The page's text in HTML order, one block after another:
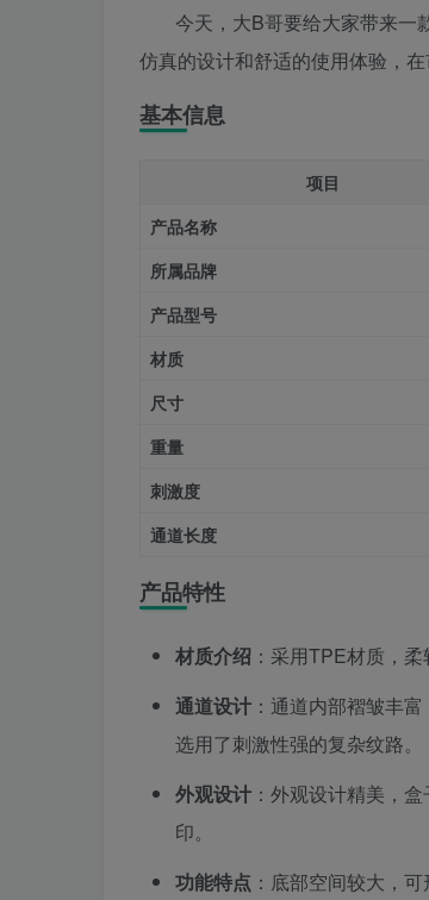
今天，大B哥要给大家带来
仿真的设计和舒适的使用体验，
基本信息
项目
产品名称
所属品牌
产品型号
材质
尺寸
重量
刺激度
通道长度
产品特性
材质介绍 ：采用TPE材质，
通道设计 ：通道内部褶皱丰
选用了刺激性强的复杂纹路。
外观设计 ：外观设计精美，
印。
功能特点 ：底部空间较大，